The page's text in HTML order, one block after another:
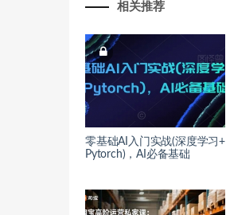
相关推荐
零基础AI入门实战(深度学习+
Pytorch)，AI必备基础